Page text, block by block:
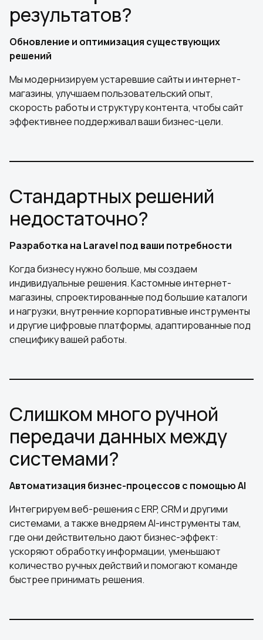
результатов?
Обновление и оптимизация существующих
решений
Мы модернизируем устаревшие сайты и интернет-
магазины, улучшаем пользовательский опыт,
скорость работы и структуру контента, чтобы сайт
эффективнее поддерживал ваши бизнес-цели.
Стандартных решений
недостаточно?
Разработка на Laravel под ваши потребности
Когда бизнесу нужно больше, мы создаем
индивидуальные решения. Кастомные интернет-
магазины, спроектированные под большие каталоги
и нагрузки, внутренние корпоративные инструменты
и другие цифровые платформы, адаптированные под
специфику вашей работы.
Слишком много ручной
передачи данных между
системами?
Автоматизация бизнес-процессов с помощью AI
Интегрируем веб-решения с ERP, CRM и другими
системами, а также внедряем AI-инструменты там,
где они действительно дают бизнес-эффект:
ускоряют обработку информации, уменьшают
количество ручных действий и помогают команде
быстрее принимать решения.